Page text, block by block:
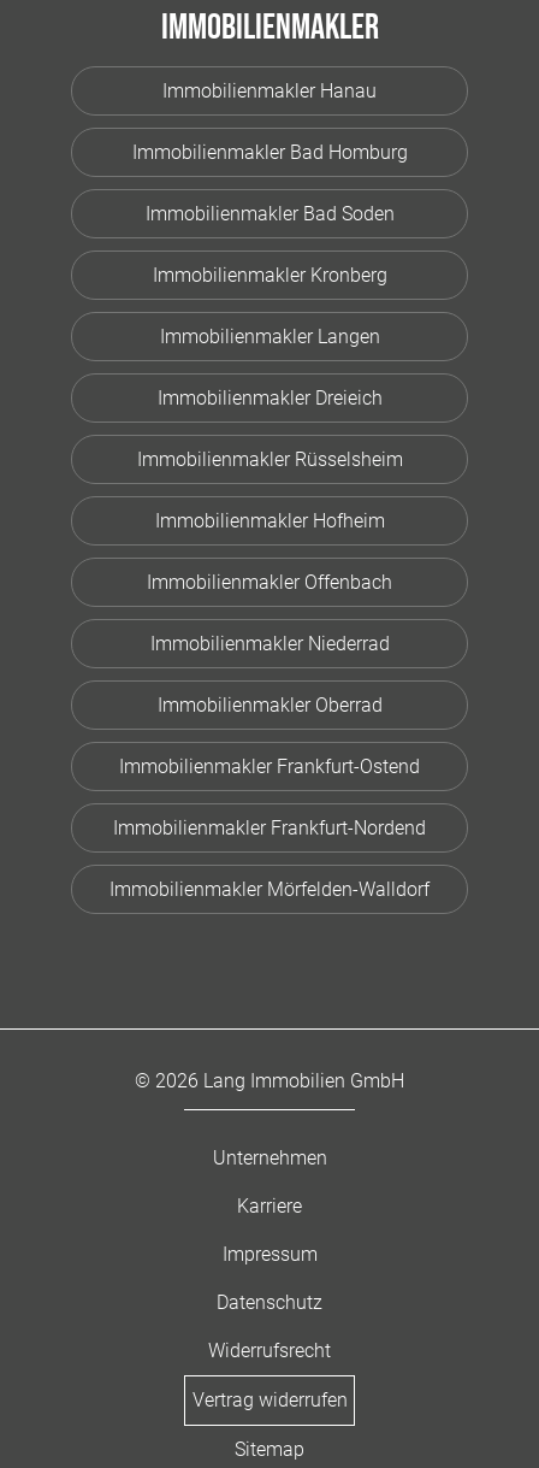
Immobilienmakler
Immobilienmakler Hanau
Immobilienmakler Bad Homburg
Immobilienmakler Bad Soden
Immobilienmakler Kronberg
Immobilienmakler Langen
Immobilienmakler Dreieich
Immobilienmakler Rüsselsheim
Immobilienmakler Hofheim
Immobilienmakler Offenbach
Immobilienmakler Niederrad
Immobilienmakler Oberrad
Immobilienmakler Frankfurt-Ostend
Immobilienmakler Frankfurt-Nordend
Immobilienmakler Mörfelden-Walldorf
© 2026 Lang Immobilien GmbH
Unternehmen
Karriere
Impressum
Datenschutz
Widerrufsrecht
Vertrag widerrufen
Sitemap